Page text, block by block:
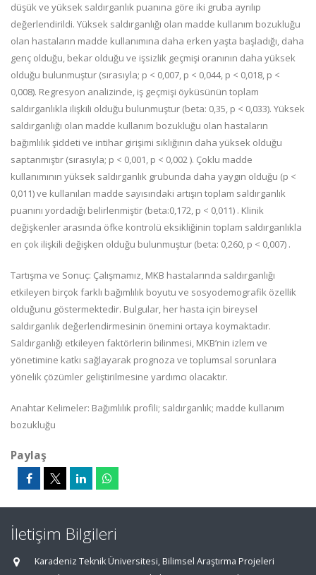
düşük ve yüksek saldırganlık puanına göre iki gruba ayrılıp
değerlendirildi. Yüksek saldırganlığı olan madde kullanım bozukluğu
olan hastaların madde kullanımına daha erken yaşta başladığı, daha
genç olduğu, bekar olduğu ve işsizlik geçmişi oranının daha yüksek
olduğu bulunmuştur (sırasıyla; p < 0,007, p < 0,044, p < 0,018, p <
0,008). Regresyon analizinde, iş geçmişi öyküsünün toplam
saldırganlıkla ilişkili olduğu bulunmuştur (beta: 0,35, p < 0,033). Yüksek
saldırganlığı olan madde kullanım bozukluğu olan hastaların
bağımlılık şiddeti ve intihar girişimi sıklığının daha yüksek olduğu
saptanmıştır (sırasıyla; p < 0,001, p < 0,002 ). Çoklu madde
kullanımının yüksek saldırganlık grubunda daha yaygın olduğu (p <
0,011) ve kullanılan madde sayısındaki artışın toplam saldırganlık
puanını yordadığı belirlenmiştir (beta:0,172, p < 0,011) . Klinik
değişkenler arasında öfke kontrolü eksikliğinin toplam saldırganlıkla
en çok ilişkili değişken olduğu bulunmuştur (beta: 0,260, p < 0,007) .
Tartışma ve Sonuç: Çalışmamız, MKB hastalarında saldırganlığı
etkileyen birçok farklı bağımlılık boyutu ve sosyodemografik özellik
olduğunu göstermektedir. Bulgular, her hasta için bireysel
saldırganlık değerlendirmesinin önemini ortaya koymaktadır.
Saldırganlığı etkileyen faktörlerin bilinmesi, MKB’nin izlem ve
yönetimine katkı sağlayarak prognoza ve toplumsal sorunlara
yönelik çözümler geliştirilmesine yardımcı olacaktır.
Anahtar Kelimeler: Bağımlılık profili; saldırganlık; madde kullanım
bozukluğu
Paylaş
İletişim Bilgileri
Karadeniz Teknik Üniversitesi, Bilimsel Araştırma Projeleri